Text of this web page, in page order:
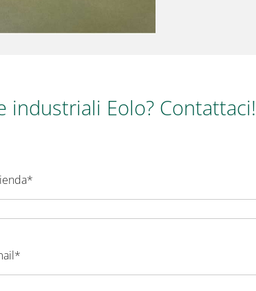
Eolo? Contattaci!